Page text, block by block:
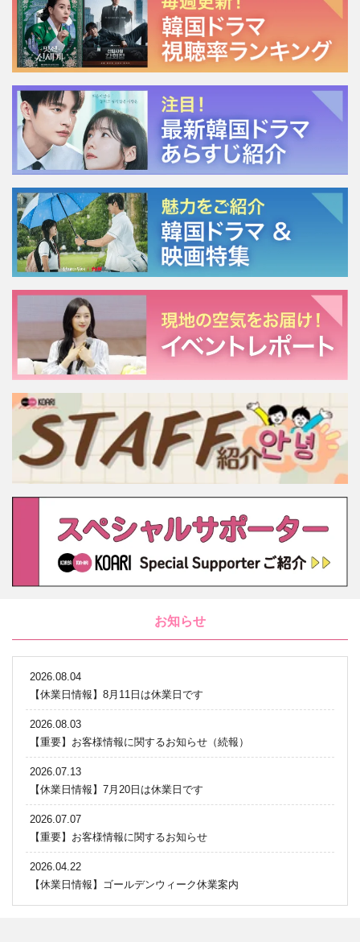
お知らせ
2026.08.04
【休業日情報】8月11日は休業日です
2026.08.03
【重要】お客様情報に関するお知らせ（続報）
2026.07.13
【休業日情報】7月20日は休業日です
2026.07.07
【重要】お客様情報に関するお知らせ
2026.04.22
【休業日情報】ゴールデンウィーク休業案内